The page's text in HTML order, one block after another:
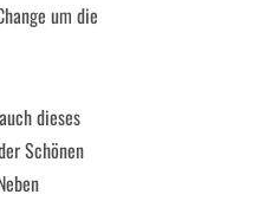
um die
dieses
Schönen